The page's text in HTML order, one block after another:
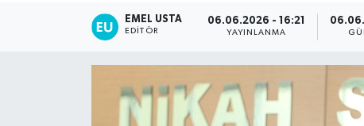
EMEL USTA
EDITÖR
06.06.2026 - 16:21
YAYINLANMA
Haber Arşivi